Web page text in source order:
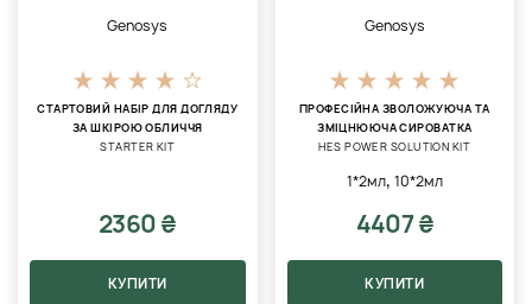
Genosys
СТАРТОВИЙ НАБІР ДЛЯ ДОГЛЯДУ
ЗА ШКІРОЮ ОБЛИЧЧЯ
STARTER KIT
2360 ₴
КУПИТИ
Genosys
ПРОФЕСІЙНА ЗВОЛОЖУЮЧА ТА
ЗМІЦНЮЮЧА СИРОВАТКА
HES POWER SOLUTION KIT
1*2мл, 10*2мл
4407 ₴
КУПИТИ